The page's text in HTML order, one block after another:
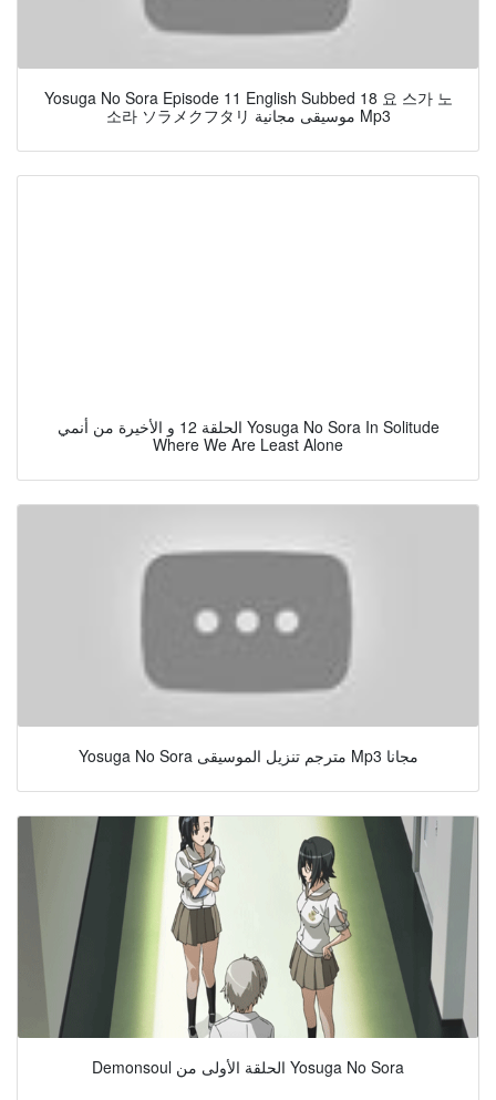
Yosuga No Sora Episode 11 English Subbed 18 요 스가 노
소라 ソラメクフタリ موسيقى مجانية Mp3
الحلقة 12 و الأخيرة من أنمي Yosuga No Sora In Solitude
Where We Are Least Alone
Yosuga No Sora مترجم تنزيل الموسيقى Mp3 مجانا
Demonsoul الحلقة الأولى من Yosuga No Sora